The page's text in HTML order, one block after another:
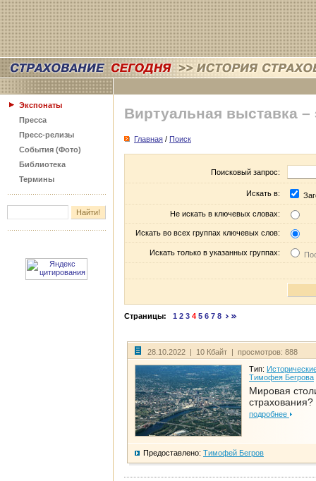
Экспонаты
Пресса
Пресс-релизы
События (Фото)
Библиотека
Термины
Виртуальная выставка –
Главная / Поиск
Поисковый запрос:
Искать в:
Не искать в ключевых словах:
Искать во всех группах ключевых слов:
Искать только в указанных группах:
Страницы: 1 2 3 4 5 6 7 8
28.10.2022 | 10 Кбайт | просмотров: 888
Тип:
Тимофея Бегрова
Мировая
страхования?
подробнее
Предоставлено: Тимофей Бегров